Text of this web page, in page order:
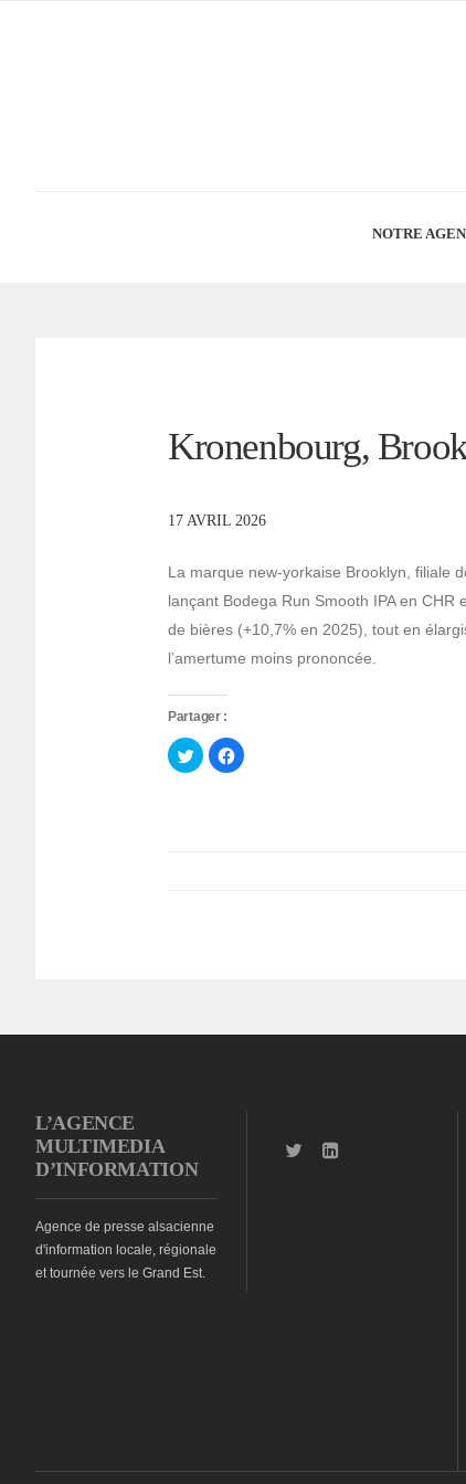
NOTRE
Kronenbourg,
17 AVRIL 2026
La marque new-yorkaise Brooklyn, filiale
lançant Bodega Run Smooth IPA en
de bières (+10,7% en 2025), tout en
l’amertume moins prononcée.
Partager :
Cliquez
pour
partager
Cliquez
pour
L’AGENCE
MULTIMEDIA
D’INFORMATION
Agence de presse alsacienne
d'information locale, régionale
et tournée vers le Grand Est.